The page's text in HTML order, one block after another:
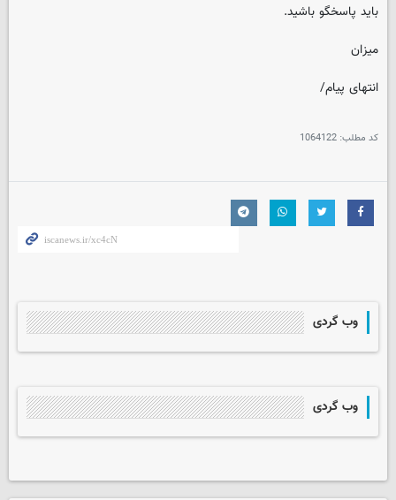
باید پاسخگو باشید.
میزان
انتهای پیام/
کد مطلب: 1064122
وب گردی
وب گردی